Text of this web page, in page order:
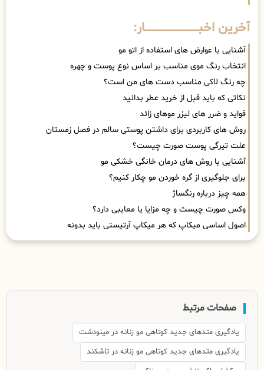
آخرین اخبــــــــــــــــــــــــــــــار:
آشنایی با عوارض های استفاده از اتو مو
انتخاب رنگ موی مناسب بر اساس نوع پوست و چهره
چه رنگ لاکی مناسب دست های من است؟
نکاتی که باید قبل از خرید عطر بدانید
فواید و ضرر های لیزر موهای زائد
روش های کاربردی برای داشتن پوستی سالم در فصل زمستان
علت تیرگی پوست صورت چیست؟
آشنایی با روش های درمان خانگی خشکی مو
برای جلوگیری از گره خوردن مو چکار کنیم؟
همه چیز درباره رنگساژ
وکس صورت چیست و چه مزایا یا معایبی دارد؟
اصول اساسی میکاپ که هر میکاپ آرتیستی باید بدونه
صفحات مرتبط
یادگیری متدهای جدید کوتاهی مو زنانه در مینودشت
یادگیری متدهای جدید کوتاهی مو زنانه در تاشکند